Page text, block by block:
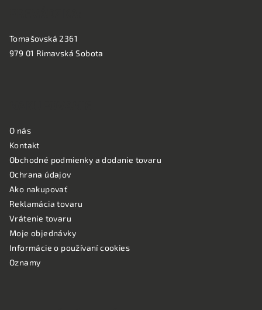
Tomašovská 2361
979 01 Rimavská Sobota
O nás
Kontakt
Obchodné podmienky a dodanie tovaru
Ochrana údajov
Ako nakupovať
Reklamácia tovaru
Vrátenie tovaru
Moje objednávky
Informácie o používaní cookies
Oznamy